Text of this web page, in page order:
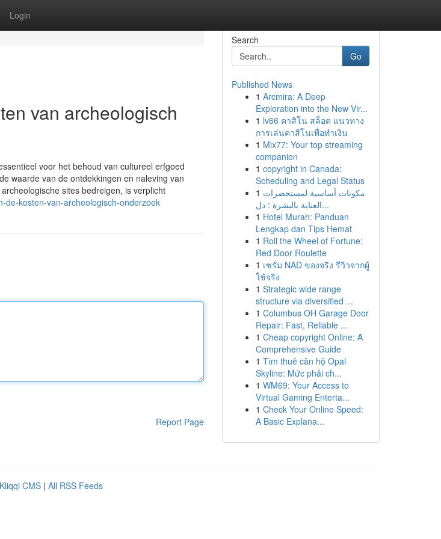
Login
van archeologisch
voor het behoud van cultureel erfgoed
waarde van de ontdekkingen en naleving van
sites bedreigen, is verplicht
de-kosten-van-archeologisch-onderzoek
Report Page
Search
Go
Published News
1 Arcmira: A Deep
Exploration into the New Vir...
1 lv66 คาสิโน สล็อต แนวทาง
การเล่นคาสิโนเพื่อทำเงิน
1 Mix77: Your top streaming
companion
1 copyright in Canada:
Scheduling and Legal Status
1 مكونات أساسية لمستحضرات
العناية بالبشرة : دل...
1 Hotel Murah: Panduan
Lengkap dan Tips Hemat
1 Roll the Wheel of Fortune:
Red Door Roulette
1 เซรั่ม NAD ของจริง รีวิวจากผู้
ใช้จริง
1 Strategic wide range
structure via diversified ...
1 Columbus OH Garage Door
Repair: Fast, Reliable ...
1 Cheap copyright Online: A
Comprehensive Guide
1 Tìm thuê căn hộ Opal
Skyline: Mức phải ch...
1 WM69: Your Access to
Virtual Gaming Enterta...
1 Check Your Online Speed:
A Basic Explana...
Kliqqi CMS | All RSS Feeds